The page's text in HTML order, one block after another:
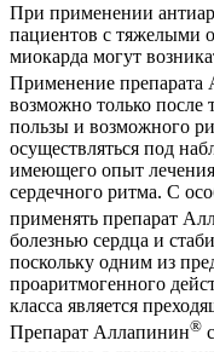
При применении
пациентов с тяжелыми
миокарда могут
Применение препарата
возможно только
пользы и возможного
осуществляться под
имеющего опыт
сердечного ритма. С
применять препарат
болезнью сердца и
поскольку одним из
проаритмогенного
класса является
Препарат Аллапинин®